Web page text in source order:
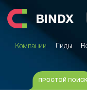
Компании Лиды
Компании Лиды
ПРОСТОЙ ПОИСК